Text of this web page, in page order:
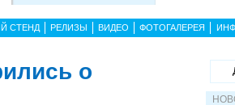
СТЕНД РЕЛИЗЫ ВИДЕО ФОТОГАЛЕРЕЯ
о